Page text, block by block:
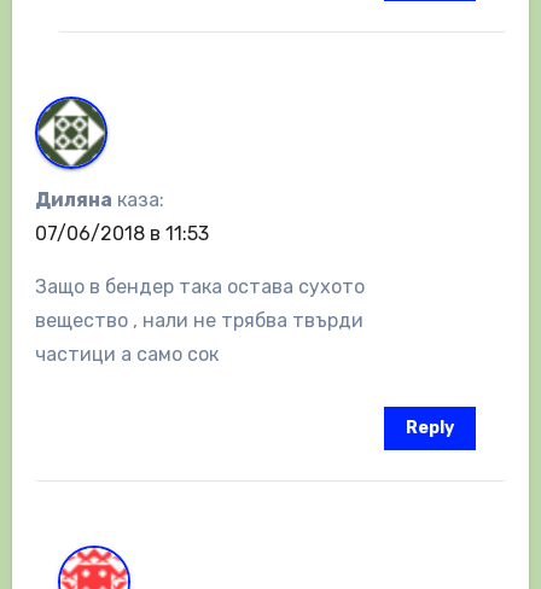
Диляна каза:
07/06/2018 в 11:53
Защо в бендер така остава сухото
вещество , нали не трябва твърди
частици а само сок
Reply